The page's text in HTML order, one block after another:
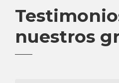
nuestros